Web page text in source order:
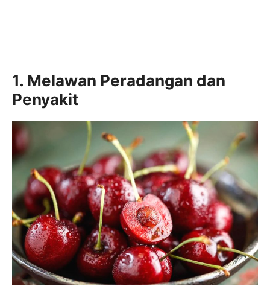
1. Melawan Peradangan dan
Penyakit